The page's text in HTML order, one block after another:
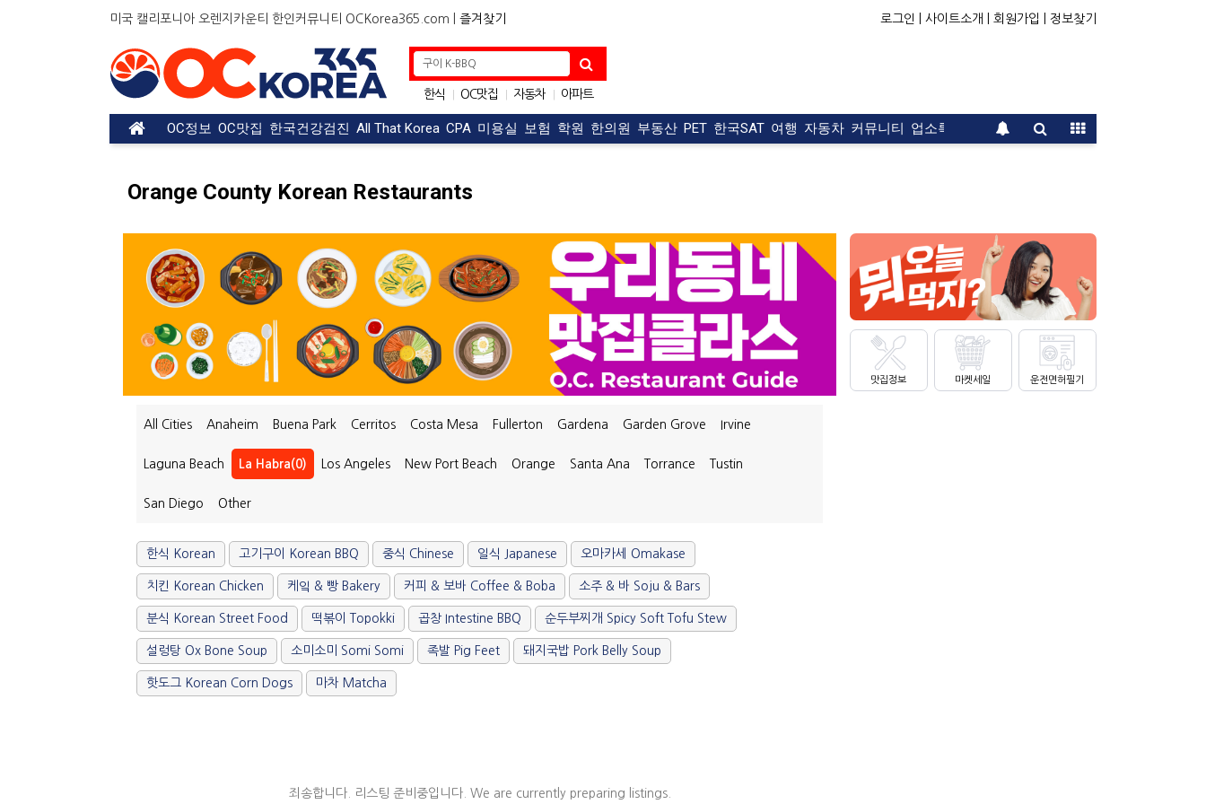
미국 캘리포니아 오렌지카운티 한인커뮤니티 OCKorea365.com | 즐겨찾기 로그인 | 사이트소개 | 회원가입 | 정보찾기
한식 OC맛집 자동차 아파트
| 구직 | 구인
OC정보 OC맛집 한국건강검진 All That Korea CPA 미용실 보험 학원 한의원 부동산 PET 한국SAT 여행 자동차 커뮤니티 업소록 운전면허 문의 광고
Orange County Korean Restaurants
All Cities Anaheim Buena Park Cerritos Costa Mesa Fullerton Gardena Garden Grove Irvine
Laguna Beach La Habra(0) Los Angeles New Port Beach Orange Santa Ana Torrance Tustin
San Diego Other
한식 Korean 고기구이 Korean BBQ 중식 Chinese 일식 Japanese 오마카세 Omakase
치킨 Korean Chicken 케잌 & 빵 Bakery 커피 & 보바 Coffee & Boba 소주 & 바 Soju & Bars
분식 Korean Street Food 떡볶이 Topokki 곱창 Intestine BBQ 순두부찌개 Spicy Soft Tofu Stew
설렁탕 Ox Bone Soup 소미소미 Somi Somi 족발 Pig Feet 돼지국밥 Pork Belly Soup
핫도그 Korean Corn Dogs 마차 Matcha
죄송합니다. 리스팅 준비중입니다. We are currently preparing listings.
맛집정보 마켓세일 운전면허필기